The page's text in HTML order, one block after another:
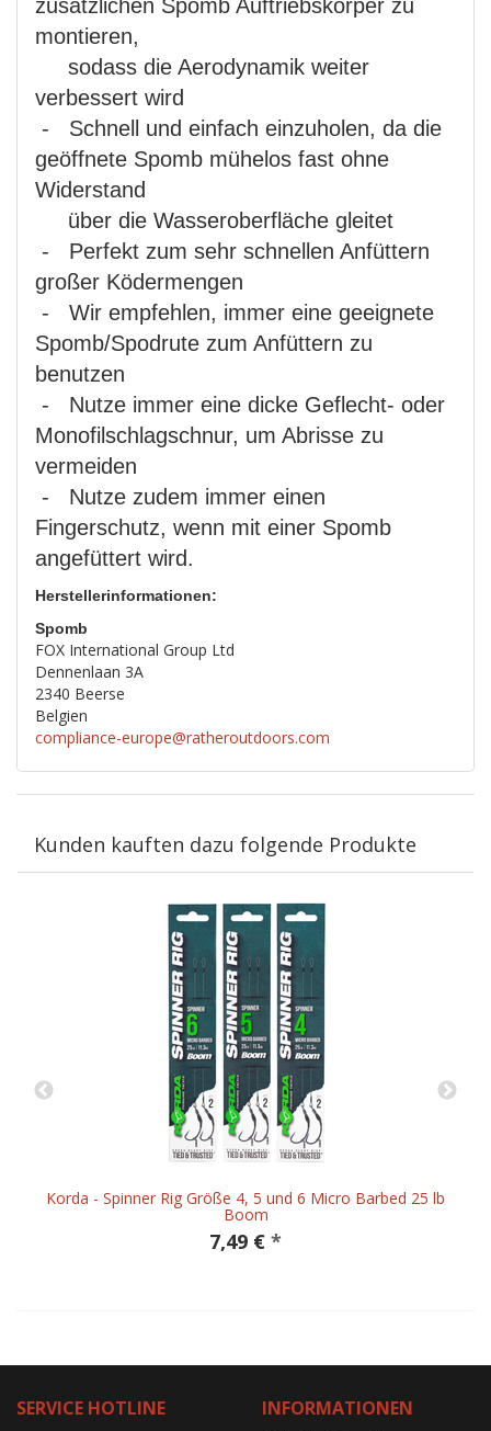
zusätzlichen Spomb Auftriebskörper zu
montieren,
sodass die Aerodynamik weiter
verbessert wird
- Schnell und einfach einzuholen, da die
geöffnete Spomb mühelos fast ohne
Widerstand
über die Wasseroberfläche gleitet
- Perfekt zum sehr schnellen Anfüttern
großer Ködermengen
- Wir empfehlen, immer eine geeignete
Spomb/Spodrute zum Anfüttern zu
benutzen
- Nutze immer eine dicke Geflecht- oder
Monofilschlagschnur, um Abrisse zu
vermeiden
- Nutze zudem immer einen
Fingerschutz, wenn mit einer Spomb
angefüttert wird.
Herstellerinformationen:
Spomb
FOX International Group Ltd
Dennenlaan 3A
2340 Beerse
Belgien
compliance-europe@ratheroutdoors.com
Kunden kauften dazu folgende Produkte
Korda - Spinner Rig Größe 4, 5 und 6 Micro Barbed 25 lb
Boom
7,49 € *
SERVICE HOTLINE
INFORMATIONEN